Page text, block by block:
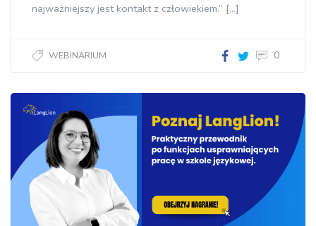
najważniejszy jest kontakt z człowiekiem.” […]
WEBINARIUM
zabierze
pracę?"]
0